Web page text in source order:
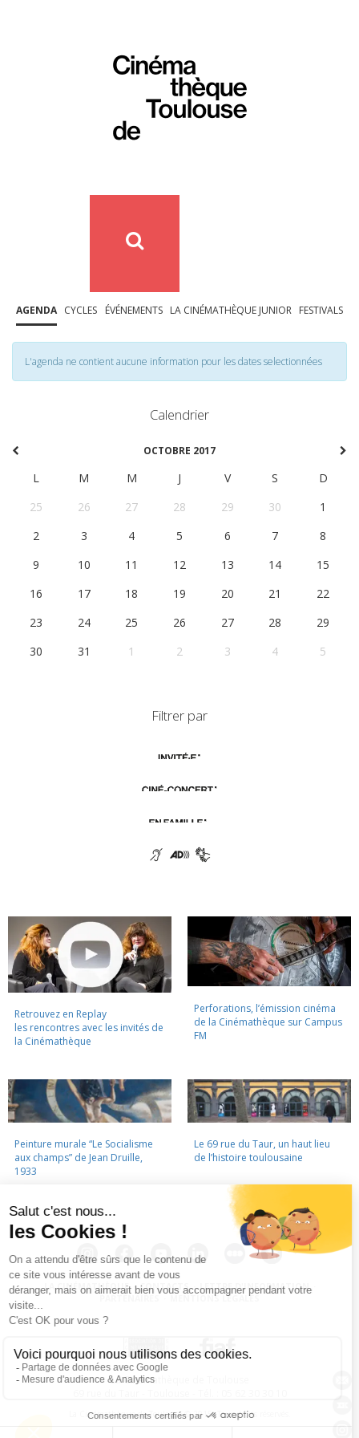
AGENDA CYCLES ÉVÉNEMENTS LA CINÉMATHÈQUE JUNIOR FESTIVALS
L'agenda ne contient aucune information pour les dates selectionnées
Calendrier
OCTOBRE 2017
L M M J V S
D
25
26 27 28 29 30
1
2
3 4 5 6 7
8
9
10 11 12 13 14
15
16
17 18 19 20 21
22
23
24 25 26 27 28
29
30
31 1 2 3 4 5
Filtrer par
Retrouvez en Replay
les rencontres avec les invités de
la Cinémathèque
Perforations, l’émission cinéma
de la Cinémathèque sur Campus
FM
Peinture murale “Le Socialisme
aux champs” de Jean Druille,
1933
Le 69 rue du Taur, un haut lieu
de l’histoire toulousaine
LA CINÉMATHÈQUE CONTACTS · LETTRE D'INFORMATION
PARTENAIRES · MENTIONS LÉGALES
La Cinémathèque de Toulouse
La Cinémathèque de Toulouse © 2015. Tous droits réservés.